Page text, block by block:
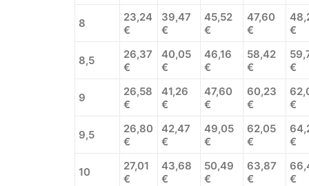
8
23,24
€
39,47
€
45,52
€
47,60
€
€
8,5
26,37
€
40,05
€
46,16
€
58,42
€
€
9
26,58
€
41,26
€
47,60
€
60,23
€
€
9,5
26,80
€
42,47
€
49,05
€
62,05
€
€
10
27,01
€
43,68
€
50,49
€
63,87
€
€